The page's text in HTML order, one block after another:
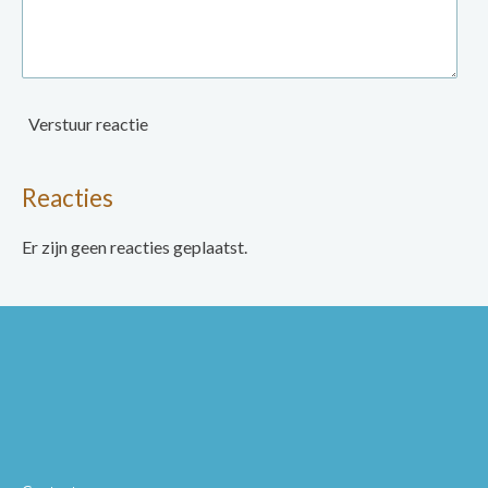
Verstuur reactie
Reacties
Er zijn geen reacties geplaatst.